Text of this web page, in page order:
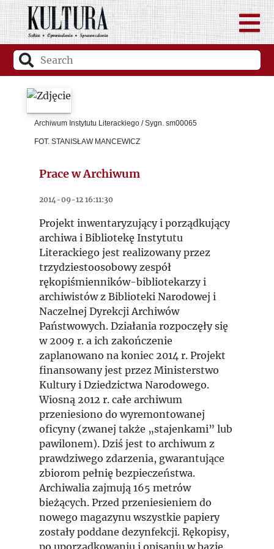
Archiwum Instytutu Literackiego / Sygn. sm00065
FOT. STANISŁAW MANCEWICZ
Prace w Archiwum
2014-09-12 16:11:30
Projekt inwentaryzujący i porządkujący
archiwa i Bibliotekę Instytutu
Literackiego jest realizowany przez
trzydziestoosobowy zespół
rękopiśmienników-bibliotekarzy i
archiwistów z Biblioteki Narodowej i
Naczelnej Dyrekcji Archiwów
Państwowych. Działania rozpoczęły się
w 2009 r. a ich zakończenie
zaplanowano na koniec 2014 r. Projekt
finansowany jest przez Ministerstwo
Kultury i Dziedzictwa Narodowego.
Wiosną 2012 r. całe archiwum
przeniesiono do wyremontowanej
oficyny (zwanej także „stajenkami” lub
pawilonem). Dziś jest to archiwum z
prawdziwego zdarzenia, gwarantujące
zbiorom pełnię bezpieczeństwa.
Archiwalia zajmują 165 metrów
bieżących. Przed przeniesieniem do
nowego magazynu wszystkie papiery
zostały poddane dezynfekcji. Rękopisy,
po uporządkowaniu i opisaniu w bazie,